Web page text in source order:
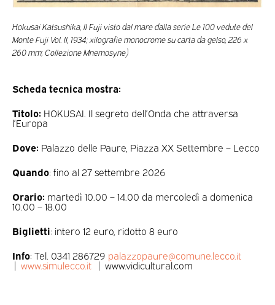
Hokusai Katsushika, II Fuji visto dal mare dalla serie Le 100 vedute del
Monte Fuji Vol. II, 1934; xilografie monocrome su carta da gelso, 226 x
260 mm; Collezione Mnemosyne)
Scheda tecnica mostra:
Titolo: HOKUSAI. Il segreto dell’Onda che attraversa
l’Europa
Dove: Palazzo delle Paure, Piazza XX Settembre – Lecco
Quando: fino al 27 settembre 2026
Orario: martedì 10.00 – 14.00 da mercoledì a domenica
10.00 – 18.00
Biglietti: intero 12 euro, ridotto 8 euro
Info: Tel. 0341 286729 palazzopaure@comune.lecco.it
| www.simulecco.it | www.vidicultural.com